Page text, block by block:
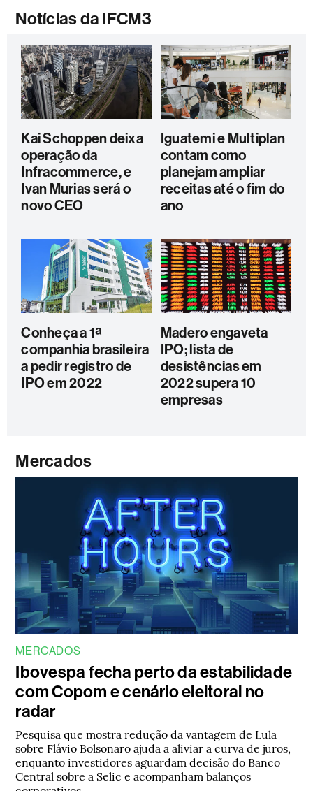
Notícias da IFCM3
Kai Schoppen deixa
operação da
Infracommerce, e
Ivan Murias será o
novo CEO
Iguatemi e Multiplan
contam como
planejam ampliar
receitas até o fim do
ano
Conheça a 1ª
companhia brasileira
a pedir registro de
IPO em 2022
Madero engaveta
IPO; lista de
desistências em
2022 supera 10
empresas
Mercados
MERCADOS
Ibovespa fecha perto da estabilidade
com Copom e cenário eleitoral no
radar
Pesquisa que mostra redução da vantagem de Lula
sobre Flávio Bolsonaro ajuda a aliviar a curva de juros,
enquanto investidores aguardam decisão do Banco
Central sobre a Selic e acompanham balanços